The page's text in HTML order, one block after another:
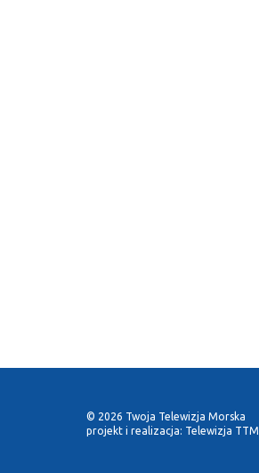
© 2026 Twoja Telewizja Morska
projekt i realizacja: Telewizja TTM